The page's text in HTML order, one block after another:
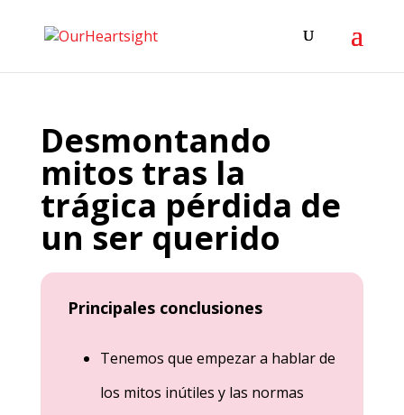
Desmontando
mitos tras la
trágica pérdida de
un ser querido
Principales conclusiones
Tenemos que empezar a hablar de
los mitos inútiles y las normas